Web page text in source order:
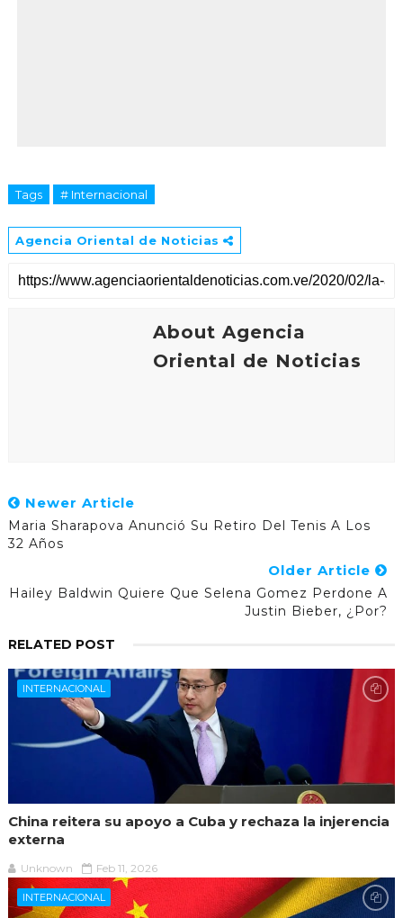
Tags # Internacional
Agencia Oriental de Noticias
About Agencia
Oriental de Noticias
Newer Article
Maria Sharapova Anunció Su Retiro Del Tenis A Los
32 Años
Older Article
Hailey Baldwin Quiere Que Selena Gomez Perdone A
Justin Bieber, ¿por?
RELATED POST
INTERNACIONAL
China reitera su apoyo a Cuba y rechaza la injerencia
externa
Unknown Feb 11, 2026
INTERNACIONAL